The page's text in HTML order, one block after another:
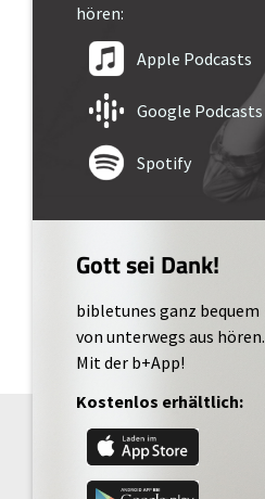
hören:
Apple Podcasts
Google Podcasts
Spotify
Gott sei Dank!
bibletunes ganz bequem
von unterwegs aus hören.
Mit der b+App!
Kostenlos erhältlich: